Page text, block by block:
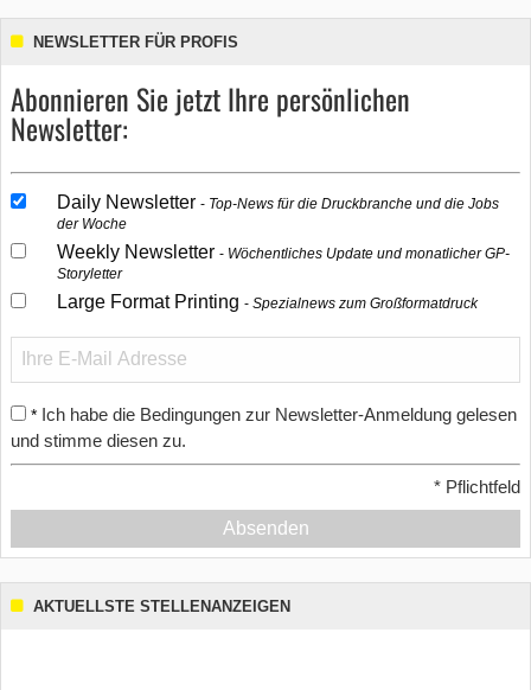
NEWSLETTER FÜR PROFIS
Abonnieren Sie jetzt Ihre persönlichen
Newsletter:
Daily Newsletter
Top-News für die Druckbranche und die Jobs
der Woche
Weekly Newsletter
Wöchentliches Update und monatlicher GP-
Storyletter
Large Format Printing Spezialnews zum Großformatdruck
* Ich habe die Bedingungen zur Newsletter-Anmeldung gelesen
und stimme diesen zu.
* Pflichtfeld
Absenden
AKTUELLSTE STELLENANZEIGEN